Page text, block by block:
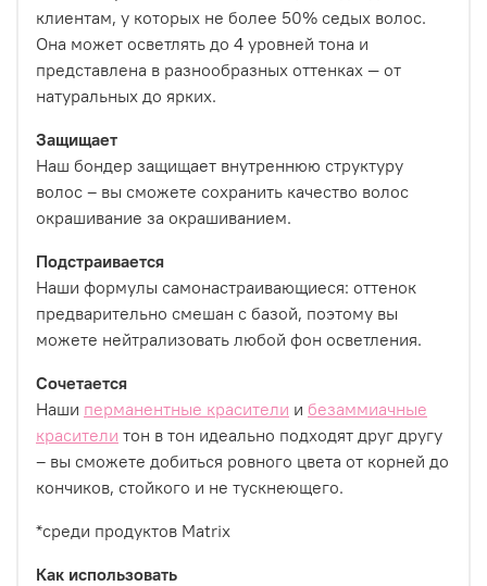
клиентам, у которых не более 50% седых волос.
Она может осветлять до 4 уровней тона и
представлена в разнообразных оттенках — от
натуральных до ярких.
Защищает
Наш бондер защищает внутреннюю структуру
волос – вы сможете сохранить качество волос
окрашивание за окрашиванием.
Подстраивается
Наши формулы самонастраивающиеся: оттенок
предварительно смешан с базой, поэтому вы
можете нейтрализовать любой фон осветления.
Сочетается
Наши перманентные красители и безаммиачные
красители тон в тон идеально подходят друг другу
– вы сможете добиться ровного цвета от корней до
кончиков, стойкого и не тускнеющего.
*среди продуктов Matrix
Как использовать